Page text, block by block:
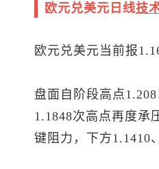
欧元兑美元 日线技
欧元兑美元当前报
盘面自阶段高点
1.1848次高点再度承
键阻力，下方1.1410